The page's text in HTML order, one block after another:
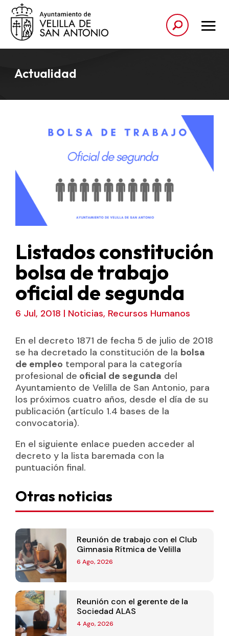
Actualidad
Listados constitución
bolsa de trabajo
oficial de segunda
6 Jul, 2018 | Noticias, Recursos Humanos
En el decreto 1871 de fecha 5 de julio de 2018
se ha decretado la constitución de la bolsa
de empleo temporal para la categoría
profesional de oficial de segunda del
Ayuntamiento de Velilla de San Antonio, para
los próximos cuatro años, desde el día de su
publicación (artículo 1.4 bases de la
convocatoria).
En el siguiente enlace pueden acceder al
decreto y la lista baremada con la
puntuación final.
Otras noticias
Reunión de trabajo con el Club
Gimnasia Rítmica de Velilla
6 Ago, 2026
Reunión con el gerente de la
Sociedad ALAS
4 Ago, 2026